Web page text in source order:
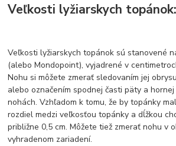
Veľkosti lyžiarskych
Veľkosti lyžiarskych topánok sú stanovené
(alebo Mondopoint), vyjadrené v
Nohu si môžete zmerať sledovaním jej
alebo označením spodnej časti päty a
nohách. Vzhľadom k tomu, že by topánky
rozdiel medzi veľkosťou topánky a dĺžkou
približne 0,5 cm. Môžete tiež zmerať nohu v
vyhradenom zariadení.